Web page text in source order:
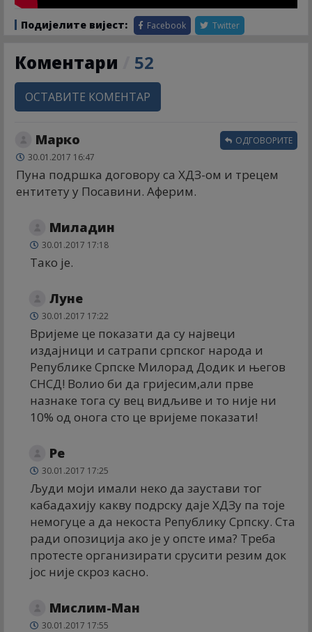
Подијелите вијест: Facebook Twitter
Коментари 52
ОСТАВИТЕ КОМЕНТАР
Марко
30.01.2017 16:47
Пуна подршка договору са ХДЗ-ом и трецем
ентитету у Посавини. Аферим.
ОДГОВОРИТЕ
Миладин
30.01.2017 17:18
Тако је.
Луне
30.01.2017 17:22
Вријеме це показати да су највеци
издајници и сатрапи српског народа и
Републике Српске Милорад Додик и његов
СНСД! Волио би да гријесим,али прве
назнаке тога су вец видљиве и то није ни
10% од онога сто це вријеме показати!
Ре
30.01.2017 17:25
Људи моји имали неко да заустави тог
кабадахију какву подрску даје ХДЗу па тоје
немогуце а да некоста Републику Српску. Ста
ради опозиција ако је у опсте има? Треба
протесте организирати срусити резим док
јос није скроз касно.
Мислим-Ман
30.01.2017 17:55